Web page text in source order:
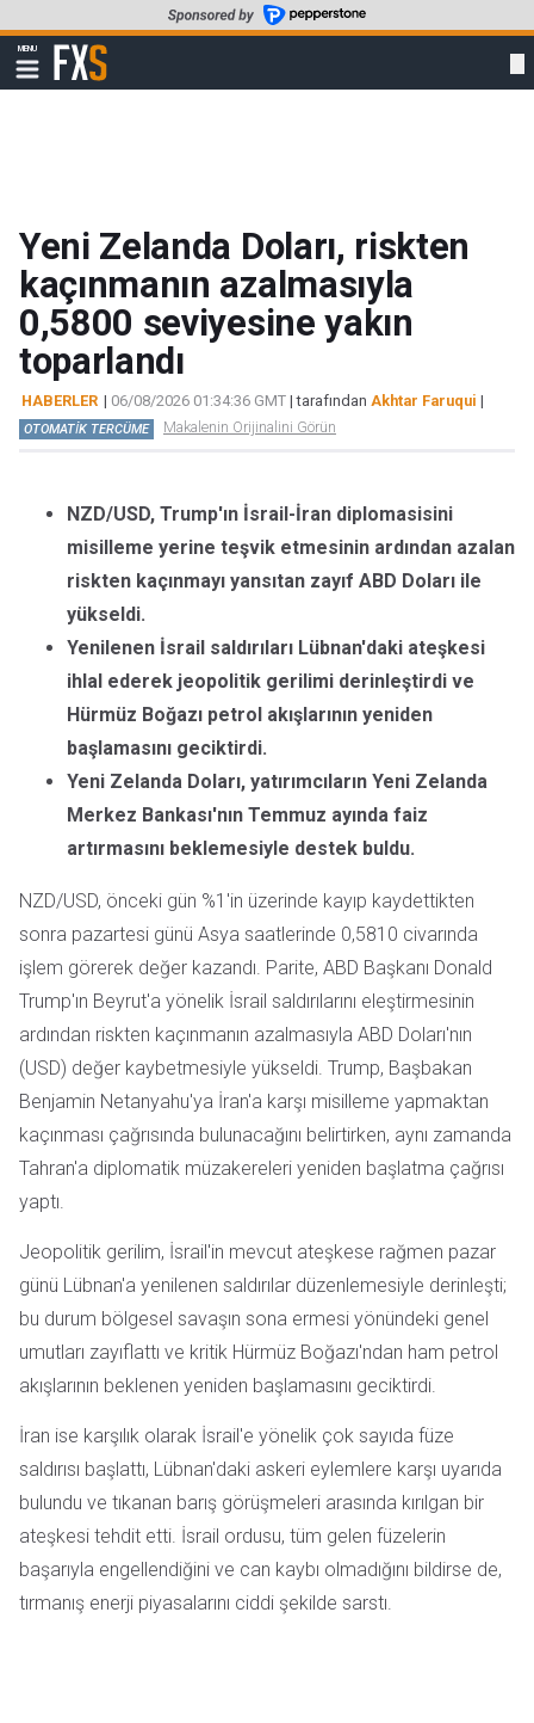
to
main
content
MENU
Show
navigation
FXStreet
Yeni Zelanda Doları, riskten
kaçınmanın azalmasıyla
0,5800 seviyesine yakın
toparlandı
HABERLER | 06/08/2026 01:34:36 GMT | tarafından Akhtar Faruqui |
OTOMATİK TERCÜME Makalenin Orijinalini Görün
NZD/USD, Trump'ın İsrail-İran diplomasisini
misilleme yerine teşvik etmesinin ardından azalan
riskten kaçınmayı yansıtan zayıf ABD Doları ile
yükseldi.
Yenilenen İsrail saldırıları Lübnan'daki ateşkesi
ihlal ederek jeopolitik gerilimi derinleştirdi ve
Hürmüz Boğazı petrol akışlarının yeniden
başlamasını geciktirdi.
Yeni Zelanda Doları, yatırımcıların Yeni Zelanda
Merkez Bankası'nın Temmuz ayında faiz
artırmasını beklemesiyle destek buldu.
NZD/USD, önceki gün %1'in üzerinde kayıp kaydettikten
sonra pazartesi günü Asya saatlerinde 0,5810 civarında
işlem görerek değer kazandı. Parite, ABD Başkanı Donald
Trump'ın Beyrut'a yönelik İsrail saldırılarını eleştirmesinin
ardından riskten kaçınmanın azalmasıyla ABD Doları'nın
(USD) değer kaybetmesiyle yükseldi. Trump, Başbakan
Benjamin Netanyahu'ya İran'a karşı misilleme yapmaktan
kaçınması çağrısında bulunacağını belirtirken, aynı zamanda
Tahran'a diplomatik müzakereleri yeniden başlatma çağrısı
yaptı.
Jeopolitik gerilim, İsrail'in mevcut ateşkese rağmen pazar
günü Lübnan'a yenilenen saldırılar düzenlemesiyle derinleşti;
bu durum bölgesel savaşın sona ermesi yönündeki genel
umutları zayıflattı ve kritik Hürmüz Boğazı'ndan ham petrol
akışlarının beklenen yeniden başlamasını geciktirdi.
İran ise karşılık olarak İsrail'e yönelik çok sayıda füze
saldırısı başlattı, Lübnan'daki askeri eylemlere karşı uyarıda
bulundu ve tıkanan barış görüşmeleri arasında kırılgan bir
ateşkesi tehdit etti. İsrail ordusu, tüm gelen füzelerin
başarıyla engellendiğini ve can kaybı olmadığını bildirse de,
tırmanış enerji piyasalarını ciddi şekilde sarstı.